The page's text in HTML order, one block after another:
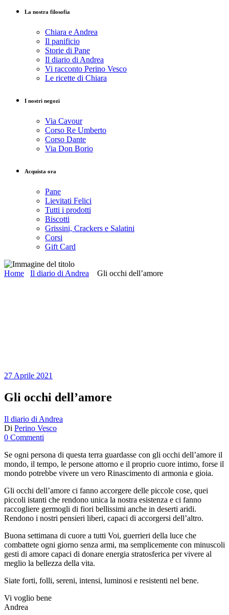
La nostra filosofia
Chiara e Andrea
Il panificio
Storie di Pane
Il diario di Andrea
Vi racconto Perino Vesco
Le ricette di Chiara
I nostri negozi
Via Cavour
Corso Re Umberto
Corso Dante
Via Don Borio
Acquista ora
Pane
Lievitati Felici
Tutti i prodotti
Biscotti
Grissini, Crackers e Salatini
Corsi
Gift Card
Home Il diario di Andrea Gli occhi dell’amore
27 Aprile 2021
Gli occhi dell’amore
Il diario di Andrea
Di Perino Vesco
0 Commenti
Se ogni persona di questa terra guardasse con gli occhi dell’amore il
mondo, il tempo, le persone attorno e il proprio cuore intimo, forse il
mondo potrebbe vivere un vero Rinascimento di armonia e gioia.
Gli occhi dell’amore ci fanno accorgere delle piccole cose, quei
piccoli istanti che rendono unica la nostra esistenza e ci fanno
raccogliere germogli di fiori bellissimi anche in deserti aridi.
Rendono i nostri pensieri liberi, capaci di accorgersi dell’altro.
Buona settimana di cuore a tutti Voi, guerrieri della luce che
combattete ogni giorno senza armi, ma semplicemente con minuscoli
gesti di amore capaci di donare energia stratosferica per vivere al
meglio la bellezza della vita.
Siate forti, folli, sereni, intensi, luminosi e resistenti nel bene.
Vi voglio bene
Andrea